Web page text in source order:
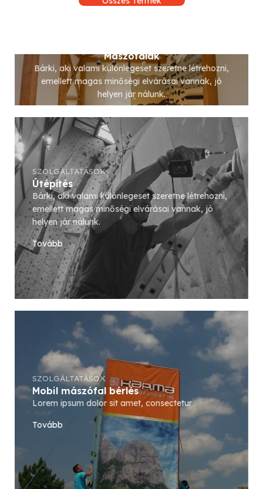
Mászófalak
Bárki, aki valami különlegeset szeretne létrehozni,
emellett magas minőségi elvárásai vannak, jó
helyen jár nálunk.
Tovább
SZOLGÁLTATÁSOK
Útépítés
Bárki, aki valami különlegeset szeretne létrehozni,
emellett magas minőségi elvárásai vannak, jó
helyen jár nálunk.
Tovább
SZOLGÁLTATÁSOK
Mobil mászófal bérlés
Lorem ipsum dolor sit amet, consectetur
Tovább